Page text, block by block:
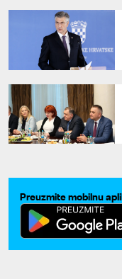
Preuzmite mobilnu